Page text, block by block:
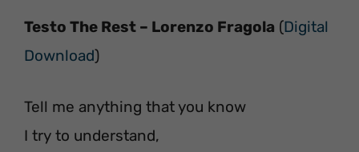
Testo The Rest – Lorenzo Fragola (Digital
Download)
Tell me anything that you know
I try to understand,